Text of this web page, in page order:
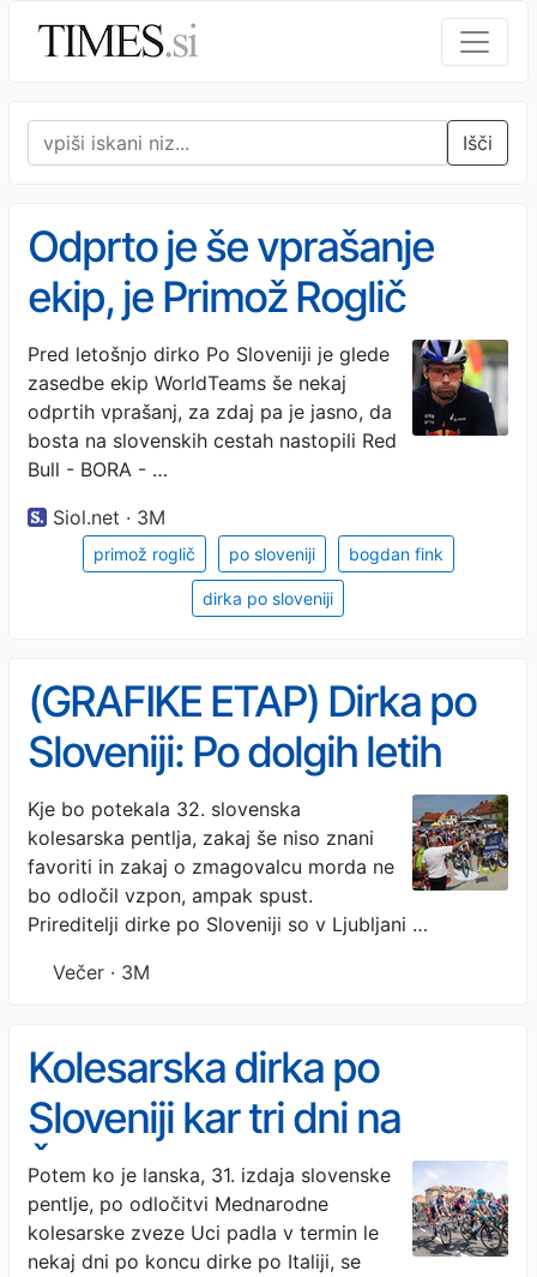
Išči
Odprto je še vprašanje
ekip, je Primož Roglič
sploh realna možnost?
Pred letošnjo dirko Po Sloveniji je glede
zasedbe ekip WorldTeams še nekaj
odprtih vprašanj, za zdaj pa je jasno, da
bosta na slovenskih cestah nastopili Red
Bull - BORA - …
Siol.net · 3M
primož roglič po sloveniji bogdan fink
dirka po sloveniji
(GRAFIKE ETAP) Dirka po
Sloveniji: Po dolgih letih
spet v meko
Kje bo potekala 32. slovenska
kolesarska pentlja, zakaj še niso znani
favoriti in zakaj o zmagovalcu morda ne
bo odločil vzpon, ampak spust.
Prireditelji dirke po Sloveniji so v Ljubljani …
Večer · 3M
Kolesarska dirka po
Sloveniji kar tri dni na
Štajerskem, karavana
prihaja tudi v Maribor
Potem ko je lanska, 31. izdaja slovenske
pentlje, po odločitvi Mednarodne
kolesarske zveze Uci padla v termin le
nekaj dni po koncu dirke po Italiji, se